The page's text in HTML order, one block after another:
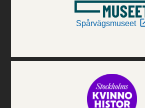
Spårvägsmuseet